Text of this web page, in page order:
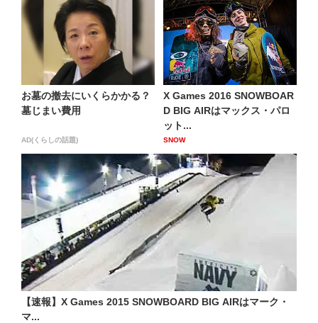
お墓の撤去にいくらかかる？
墓じまい費用
AD(くらしの話題)
X Games 2016 SNOWBOAR
D BIG AIRはマックス・パロ
ット...
SNOW
【速報】X Games 2015 SNOWBOARD BIG AIRはマーク・
マ...